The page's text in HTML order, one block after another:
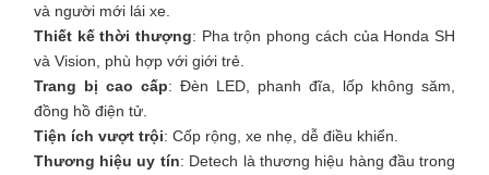
và người mới lái xe.
Thiết kế thời thượng: Pha trộn phong cách của Honda SH
và Vision, phù hợp với giới trẻ.
Trang bị cao cấp: Đèn LED, phanh đĩa, lốp không săm,
đồng hồ điện tử.
Tiện ích vượt trội: Cốp rộng, xe nhẹ, dễ điều khiển.
Thương hiệu uy tín: Detech là thương hiệu hàng đầu trong